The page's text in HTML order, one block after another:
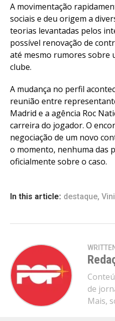
A movimentação
sociais e deu origem a
teorias levantadas pelos
possível renovação de
até mesmo rumores sobre
clube.
A mudança no perfil
reunião entre
Madrid e a agência Roc
carreira do jogador. O
negociação de um novo
o momento, nenhuma das
oficialmente sobre o caso.
In this article: destaque,
de
Mais,